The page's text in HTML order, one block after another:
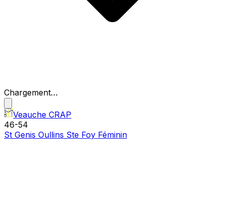
Chargement…
Veauche CRAP
46-54
St Genis Oullins Ste Foy Féminin